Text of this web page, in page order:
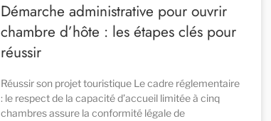
Démarche administrative pour ouvrir
chambre d’hôte : les étapes clés pour
réussir
Réussir son projet touristique Le cadre réglementaire
: le respect de la capacité d’accueil limitée à cinq
chambres assure la conformité légale de